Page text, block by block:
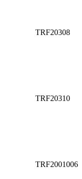
TRF20308
TRF20310
TRF2001006